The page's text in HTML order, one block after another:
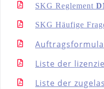
SKG Reglement
SKG Häufige
Liste der
Liste der